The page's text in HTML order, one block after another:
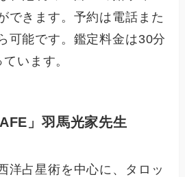
できます。予約は電話また
可能です。鑑定料金は30分
います。
」羽馬光家先生
洋占星術を中心に、タロッ